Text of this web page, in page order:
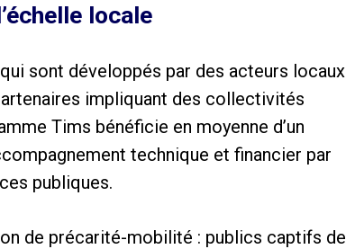
locale
sont développés par des acteurs locaux
impliquant des collectivités
Tims bénéficie en moyenne d’un
technique et financier par
publiques.
de précarité-mobilité : publics captifs de